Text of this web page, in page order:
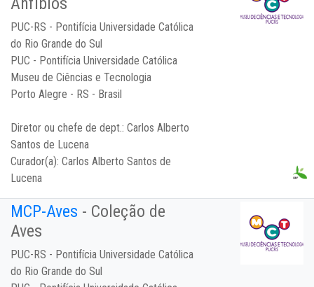
PUC-RS - Pontifícia Universidade Católica
do Rio Grande do Sul
PUC - Pontifícia Universidade Católica
Museu de Ciências e Tecnologia
Porto Alegre - RS - Brasil
Diretor ou chefe de dept.: Carlos Alberto
Santos de Lucena
Curador(a): Carlos Alberto Santos de
Lucena
MCP-Aves - Coleção de
Aves
PUC-RS - Pontifícia Universidade Católica
do Rio Grande do Sul